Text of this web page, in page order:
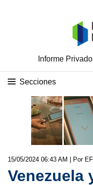
Informe Privado
Secciones
15/05/2024 06:43 AM | Por
Venezuela